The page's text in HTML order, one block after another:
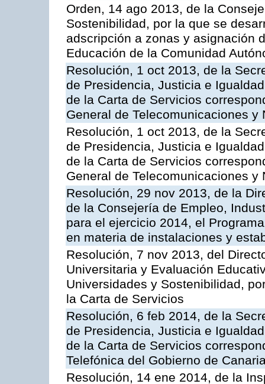
Orden, 14 ago 2013, de la
Sostenibilidad, por la que se
adscripción a zonas y asignación
Educación de la Comunidad
Resolución, 1 oct 2013, de la
de Presidencia, Justicia e
de la Carta de Servicios
General de Telecomunicaciones y
Resolución, 1 oct 2013, de la
de Presidencia, Justicia e
de la Carta de Servicios
General de Telecomunicaciones y
Resolución, 29 nov 2013, de la
de la Consejería de Empleo,
para el ejercicio 2014, el
en materia de instalaciones y
Resolución, 7 nov 2013, del
Universitaria y Evaluación
Universidades y Sostenibilidad,
la Carta de Servicios
Resolución, 6 feb 2014, de la
de Presidencia, Justicia e
de la Carta de Servicios
Telefónica del Gobierno de
Resolución, 14 ene 2014, de la